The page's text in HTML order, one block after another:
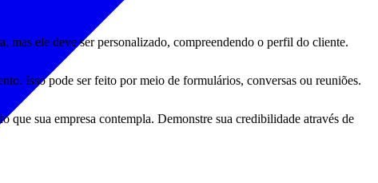
mas ele deve ser personalizado, compreendendo o perfil do cliente.
Isso pode ser feito por meio de formulários, conversas ou reuniões.
que sua empresa contempla. Demonstre sua credibilidade através de